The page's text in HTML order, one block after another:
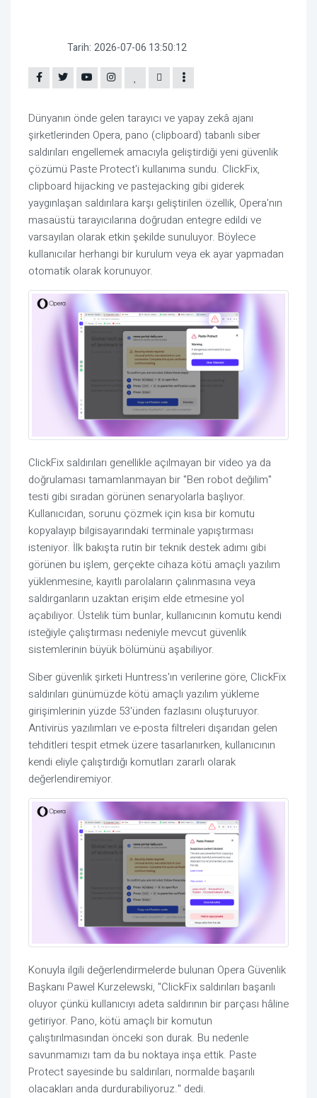
Tarih: 2026-07-06 13:50:12
Dünyanın önde gelen tarayıcı ve yapay zekâ ajanı
şirketlerinden Opera, pano (clipboard) tabanlı siber
saldırıları engellemek amacıyla geliştirdiği yeni güvenlik
çözümü Paste Protect'i kullanıma sundu. ClickFix,
clipboard hijacking ve pastejacking gibi giderek
yaygınlaşan saldırılara karşı geliştirilen özellik, Opera'nın
masaüstü tarayıcılarına doğrudan entegre edildi ve
varsayılan olarak etkin şekilde sunuluyor. Böylece
kullanıcılar herhangi bir kurulum veya ek ayar yapmadan
otomatik olarak korunuyor.
ClickFix saldırıları genellikle açılmayan bir video ya da
doğrulaması tamamlanmayan bir "Ben robot değilim"
testi gibi sıradan görünen senaryolarla başlıyor.
Kullanıcıdan, sorunu çözmek için kısa bir komutu
kopyalayıp bilgisayarındaki terminale yapıştırması
isteniyor. İlk bakışta rutin bir teknik destek adımı gibi
görünen bu işlem, gerçekte cihaza kötü amaçlı yazılım
yüklenmesine, kayıtlı parolaların çalınmasına veya
saldırganların uzaktan erişim elde etmesine yol
açabiliyor. Üstelik tüm bunlar, kullanıcının komutu kendi
isteğiyle çalıştırması nedeniyle mevcut güvenlik
sistemlerinin büyük bölümünü aşabiliyor.
Siber güvenlik şirketi Huntress'ın verilerine göre, ClickFix
saldırıları günümüzde kötü amaçlı yazılım yükleme
girişimlerinin yüzde 53'ünden fazlasını oluşturuyor.
Antivirüs yazılımları ve e-posta filtreleri dışarıdan gelen
tehditleri tespit etmek üzere tasarlanırken, kullanıcının
kendi eliyle çalıştırdığı komutları zararlı olarak
değerlendiremiyor.
Konuyla ilgili değerlendirmelerde bulunan Opera Güvenlik
Başkanı Pawel Kurzelewski, "ClickFix saldırıları başarılı
oluyor çünkü kullanıcıyı adeta saldırının bir parçası hâline
getiriyor. Pano, kötü amaçlı bir komutun
çalıştırılmasından önceki son durak. Bu nedenle
savunmamızı tam da bu noktaya inşa ettik. Paste
Protect sayesinde bu saldırıları, normalde başarılı
olacakları anda durdurabiliyoruz." dedi.